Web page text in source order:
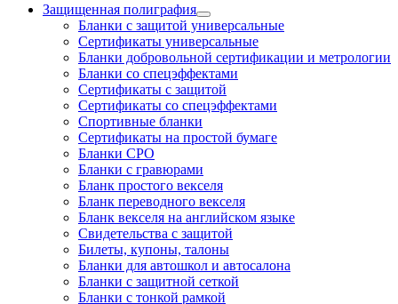
Защищенная полиграфия
Бланки с защитой универсальные
Сертификаты универсальные
Бланки добровольной сертификации и метрологии
Бланки со спецэффектами
Сертификаты с защитой
Сертификаты со спецэффектами
Спортивные бланки
Cертификаты на простой бумаге
Бланки СРО
Бланки с гравюрами
Бланк простого векселя
Бланк переводного векселя
Бланк векселя на английском языке
Свидетельства с защитой
Билеты, купоны, талоны
Бланки для автошкол и автосалона
Бланки с защитной сеткой
Бланки с тонкой рамкой